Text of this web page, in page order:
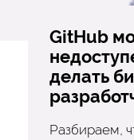
GitHub
делать
Разбираем,